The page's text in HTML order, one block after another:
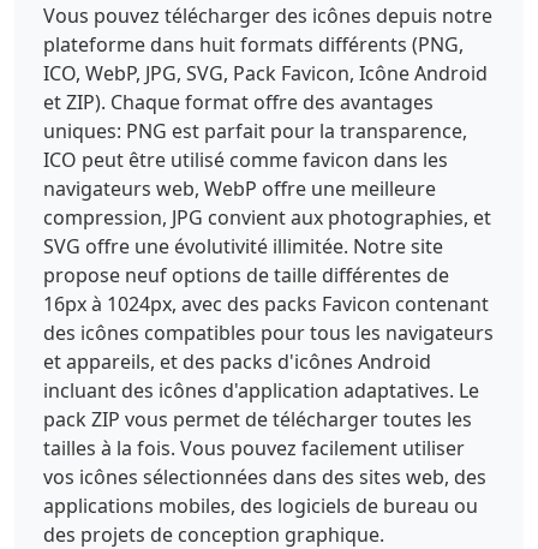
Vous pouvez télécharger des icônes depuis notre
plateforme dans huit formats différents (PNG,
ICO, WebP, JPG, SVG, Pack Favicon, Icône Android
et ZIP). Chaque format offre des avantages
uniques: PNG est parfait pour la transparence,
ICO peut être utilisé comme favicon dans les
navigateurs web, WebP offre une meilleure
compression, JPG convient aux photographies, et
SVG offre une évolutivité illimitée. Notre site
propose neuf options de taille différentes de
16px à 1024px, avec des packs Favicon contenant
des icônes compatibles pour tous les navigateurs
et appareils, et des packs d'icônes Android
incluant des icônes d'application adaptatives. Le
pack ZIP vous permet de télécharger toutes les
tailles à la fois. Vous pouvez facilement utiliser
vos icônes sélectionnées dans des sites web, des
applications mobiles, des logiciels de bureau ou
des projets de conception graphique.